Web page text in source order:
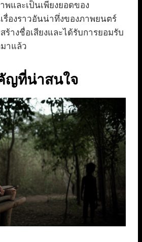
และเป็นเพียงยอดของ
องราวอันน่าทึ่งของภาพยนตร์
ร้างชื่อเสียงและได้รับการยอมรับ
าแล้ว
ญที่น่าสนใจ